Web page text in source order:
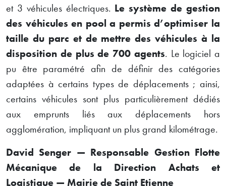
et 3 véhicules électriques. Le système de gestion
des véhicules en pool a permis d’optimiser la
taille du parc et de mettre des véhicules à la
disposition de plus de 700 agents. Le logiciel a
pu être paramétré afin de définir des catégories
adaptées à certains types de déplacements ; ainsi,
certains véhicules sont plus particulièrement dédiés
aux emprunts liés aux déplacements hors
agglomération, impliquant un plus grand kilométrage.
David Senger — Responsable Gestion Flotte
Mécanique de la Direction Achats et
Logistique — Mairie de Saint Etienne